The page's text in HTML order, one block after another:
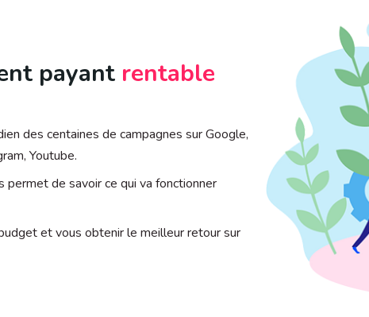
payant rentable
des centaines de campagnes sur Google,
Youtube.
permet de savoir ce qui va fonctionner
et vous obtenir le meilleur retour sur